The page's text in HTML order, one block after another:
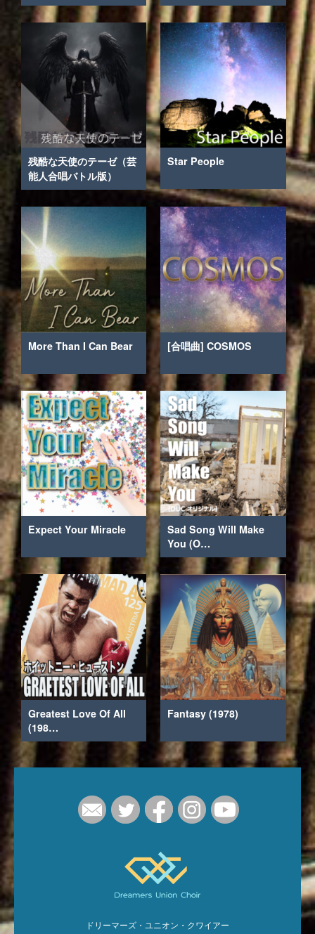
残酷な天使のテーゼ（芸
能人合唱バトル版）
Star People
More Than I Can Bear [合唱曲] COSMOS
Expect Your Miracle
Sad Song Will Make
You (O…
Greatest Love Of All
(198…
Fantasy (1978)
ドリーマーズ・ユニオン・クワイアー